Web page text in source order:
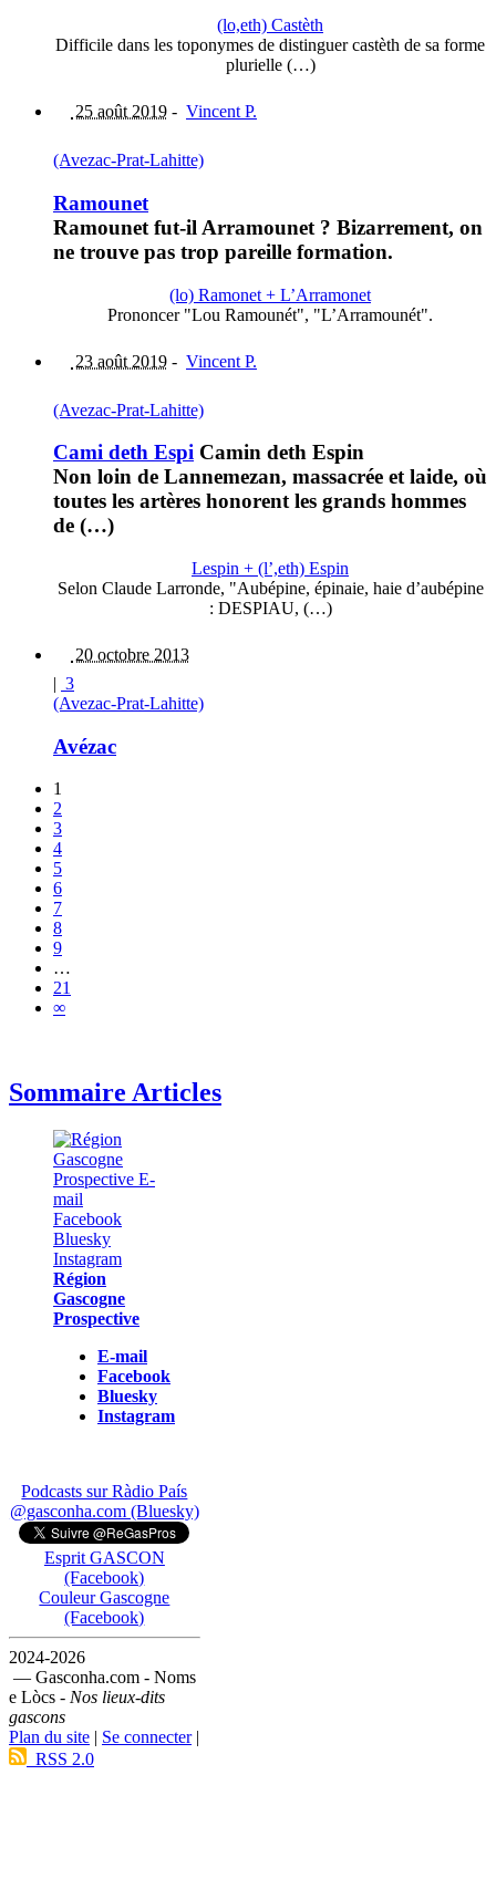
(lo,eth) Castèth
Difficile dans les toponymes de distinguer castèth de sa forme
plurielle (…)
25 août 2019 - Vincent P.
(Avezac-Prat-Lahitte)
Ramounet
Ramounet fut-il Arramounet ? Bizarrement, on
ne trouve pas trop pareille formation.
(lo) Ramonet + L’Arramonet
Prononcer "Lou Ramounét", "L’Arramounét".
23 août 2019 - Vincent P.
(Avezac-Prat-Lahitte)
Cami deth Espi Camin deth Espin
Non loin de Lannemezan, massacrée et laide, où
toutes les artères honorent les grands hommes
de (…)
Lespin + (l’,eth) Espin
Selon Claude Larronde, "Aubépine, épinaie, haie d’aubépine
: DESPIAU, (…)
20 octobre 2013
| 3
(Avezac-Prat-Lahitte)
Avézac
1
2
3
4
5
6
7
8
9
…
21
∞
Sommaire Articles
Région
Gascogne
Prospective
E-mail
Facebook
Bluesky
Instagram
Podcasts sur Ràdio País
@gasconha.com (Bluesky)
Esprit GASCON
(Facebook)
Couleur Gascogne
(Facebook)
2024-2026
— Gasconha.com - Noms
e Lòcs - Nos lieux-dits
gascons
Plan du site | Se connecter|
RSS 2.0